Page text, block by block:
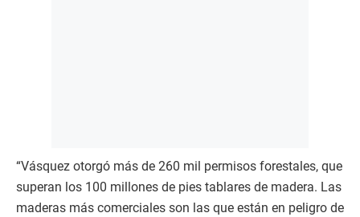
“Vásquez otorgó más de 260 mil permisos forestales, que
superan los 100 millones de pies tablares de madera. Las
maderas más comerciales son las que están en peligro de